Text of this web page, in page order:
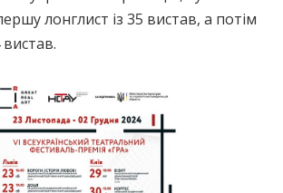
лонглист із 35 вистав, а потім